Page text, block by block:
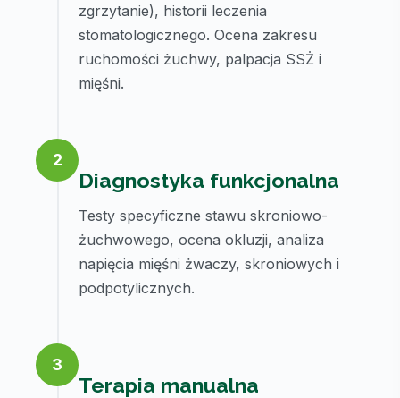
zgrzytanie), historii leczenia
stomatologicznego. Ocena zakresu
ruchomości żuchwy, palpacja SSŻ i
mięśni.
2
Diagnostyka funkcjonalna
Testy specyficzne stawu skroniowo-
żuchwowego, ocena okluzji, analiza
napięcia mięśni żwaczy, skroniowych i
podpotylicznych.
3
Terapia manualna